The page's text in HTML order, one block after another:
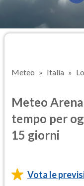
Meteo Italia
Meteo
tempo per
15 giorni
Vota le